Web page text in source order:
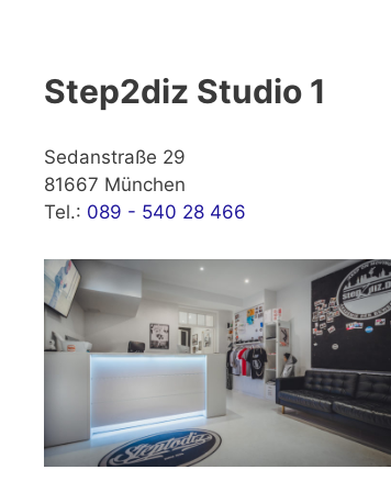
Step2diz Studio 1
Sedanstraße 29
81667 München
Tel.: 089 - 540 28 466